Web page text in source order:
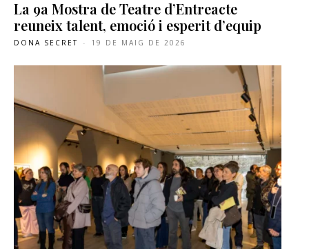
La 9a Mostra de Teatre d’Entreacte
reuneix talent, emoció i esperit d’equip
DONA SECRET - 19 DE MAIG DE 2026